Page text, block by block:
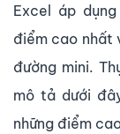
Excel áp
điểm cao nhất
đường mini.
mô tả dưới
những điểm